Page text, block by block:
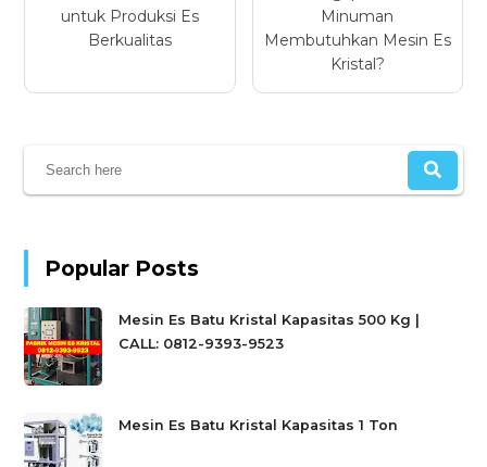
untuk Produksi Es
Berkualitas
Minuman
Membutuhkan Mesin Es
Kristal?
Popular Posts
Mesin Es Batu Kristal Kapasitas 500 Kg |
CALL: 0812-9393-9523
Mesin Es Batu Kristal Kapasitas 1 Ton